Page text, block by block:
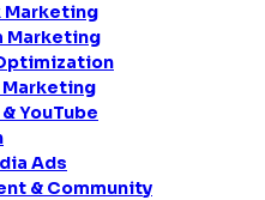
Marketing
Marketing
YouTube
Ads
& Community